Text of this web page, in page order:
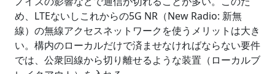
め、LTEないしこれからの5G NR（New Radio: 新無
線）の無線アクセスネットワークを使うメリットは大き
い。構内のローカルだけで済ませなければならない要件
では、公衆回線から切り離せるような装置（ローカルブ